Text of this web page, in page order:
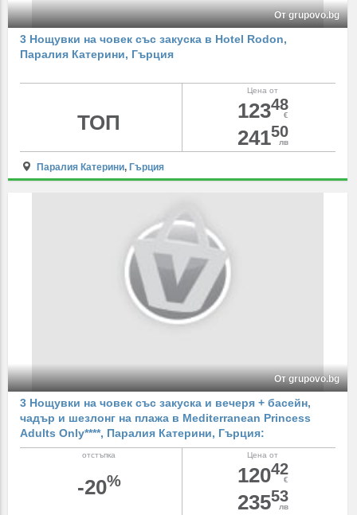
От grupovo.bg
3 Нощувки на човек със закуска в Hotel Rodon,
Паралия Катерини, Гърция
Цена от
12348
€
24150
лв
ТОП
Паралия Катерини, Гърция
От grupovo.bg
3 Нощувки на човек със закуска и вечеря + басейн,
чадър и шезлонг на плажа в Mediterranean Princess
Adults Only****, Паралия Катерини, Гърция:
Цена от
12042
€
23553
лв
отстъпка
-20%